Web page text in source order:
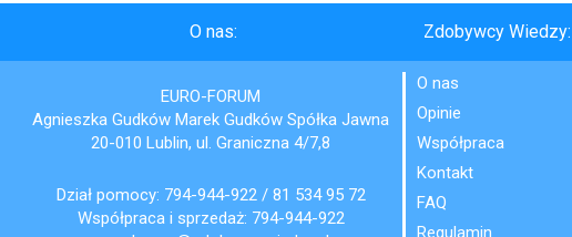
O nas:
EURO-FORUM
Agnieszka Gudków Marek Gudków Spółka Jawna
20-010 Lublin, ul. Graniczna 4/7,8
Dział pomocy: 794-944-922/ 81 534 95 72
Współpraca i sprzedaż: 794-944-922
Zdobywcy Wiedzy:
O nas
Opinie
Współpraca
Kontakt
FAQ
Regulamin